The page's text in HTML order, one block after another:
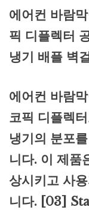
에어컨 바람
픽 디플렉터
냉기 배플 벽
에어컨 바람
코픽 디플렉
냉기의 분포
니다. 이 제품
상시키고 사
니다. [03]